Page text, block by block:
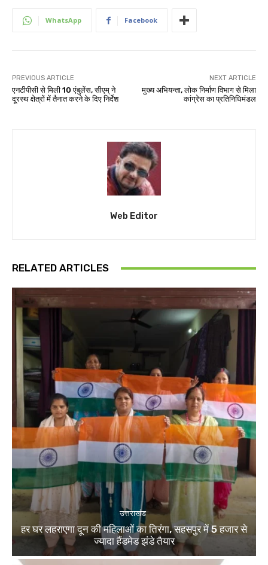
WhatsApp Facebook
PREVIOUS ARTICLE
एनटीपीसी से मिली 10 एंबुलेंस, सीएम् ने
दूरस्थ क्षेत्रों में तैनात करने के दिए निर्देश
NEXT ARTICLE
मुख्य अभियन्ता, लोक निर्माण विभाग से मिला
कांग्रेस का प्रतिनिधिमंडल
Web Editor
RELATED ARTICLES
उत्तराखंड
हर घर लहराएगा दून की महिलाओं का तिरंगा, सहसपुर में 5 हजार से
ज्यादा हैंडमेड झंडे तैयार